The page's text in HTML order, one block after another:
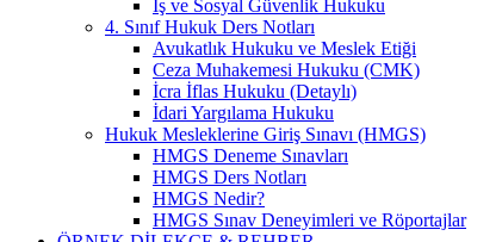
İş ve Sosyal Güvenlik Hukuku
4. Sınıf Hukuk Ders Notları
Avukatlık Hukuku ve Meslek Etiği
Ceza Muhakemesi Hukuku (CMK)
İcra İflas Hukuku (Detaylı)
İdari Yargılama Hukuku
Hukuk Mesleklerine Giriş Sınavı (HMGS)
HMGS Deneme Sınavları
HMGS Ders Notları
HMGS Nedir?
HMGS Sınav Deneyimleri ve Röportajlar